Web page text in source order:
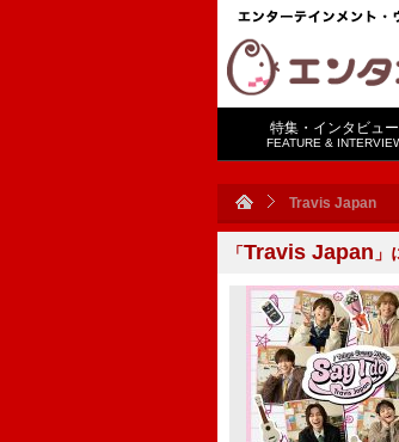
特集・インタビュー
FEATURE &
Travis Japan
「Travis Japan 」